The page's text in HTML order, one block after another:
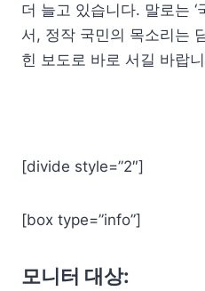
더 늘고 있습니다. 말로는 ‘
서, 정작 국민의 목소리는
힌 보도로 바로 서길 바랍
[divide style=”2″]
[box type=”info”]
모니터 대상: